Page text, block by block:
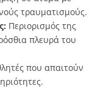
τραυματισμούς.
Περιορισμός της
πλευρά του
που απαιτούν